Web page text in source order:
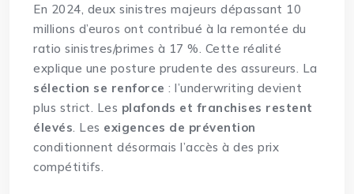
En 2024, deux sinistres majeurs dépassant 10
millions d’euros ont contribué à la remontée du
ratio sinistres/primes à 17 %. Cette réalité
explique une posture prudente des assureurs. La
sélection se renforce : l’underwriting devient
plus strict. Les plafonds et franchises restent
élevés . Les exigences de prévention
conditionnent désormais l’accès à des prix
compétitifs.